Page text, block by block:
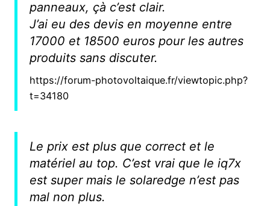
panneaux, çà c’est clair.
J’ai eu des devis en moyenne entre
17000 et 18500 euros pour les autres
produits sans discuter.
https://forum-photovoltaique.fr/viewtopic.php?
t=34180
Le prix est plus que correct et le
matériel au top. C’est vrai que le iq7x
est super mais le solaredge n’est pas
mal non plus.